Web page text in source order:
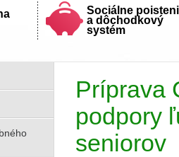
Sociálne
a dôchodkový
systém
Príprava
podpory
seniorov